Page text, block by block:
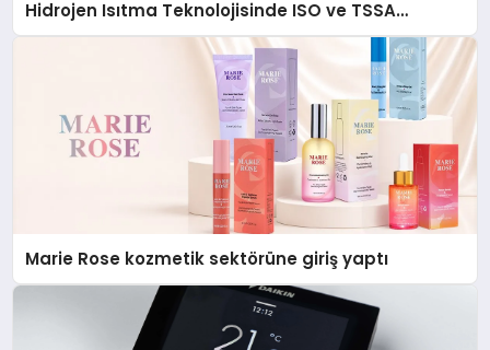
Hidrojen Isıtma Teknolojisinde ISO ve TSSA
Düzenleyici Onaylarını Aldı
Marie Rose kozmetik sektörüne giriş yaptı